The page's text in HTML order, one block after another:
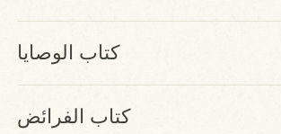
كتاب الوصايا
كتاب الفرائض